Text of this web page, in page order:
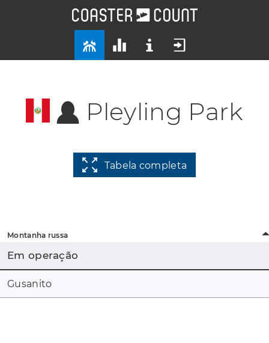
Pleyling Park
Tabela completa
Montanha russa
Em operação
Gusanito